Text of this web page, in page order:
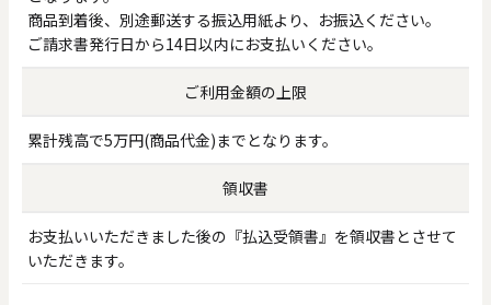
商品到着後、別途郵送する振込用紙より、お振込ください。
ご請求書発行日から14日以内にお支払いください。
ご利用金額の上限
累計残高で5万円(商品代金)までとなります。
領収書
お支払いいただきました後の『払込受領書』を領収書とさせて
いただきます。